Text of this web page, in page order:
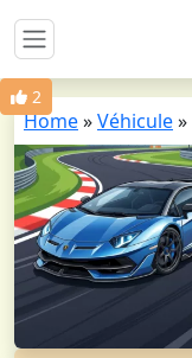
2
Home»Véhicule»